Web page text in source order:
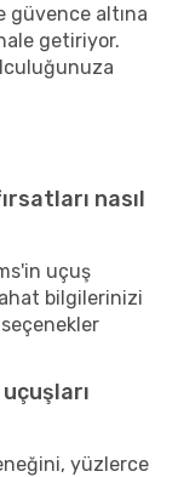
güvence altına
getiriyor.
nasıl
uçuş
bilgilerinizi
yüzlerce